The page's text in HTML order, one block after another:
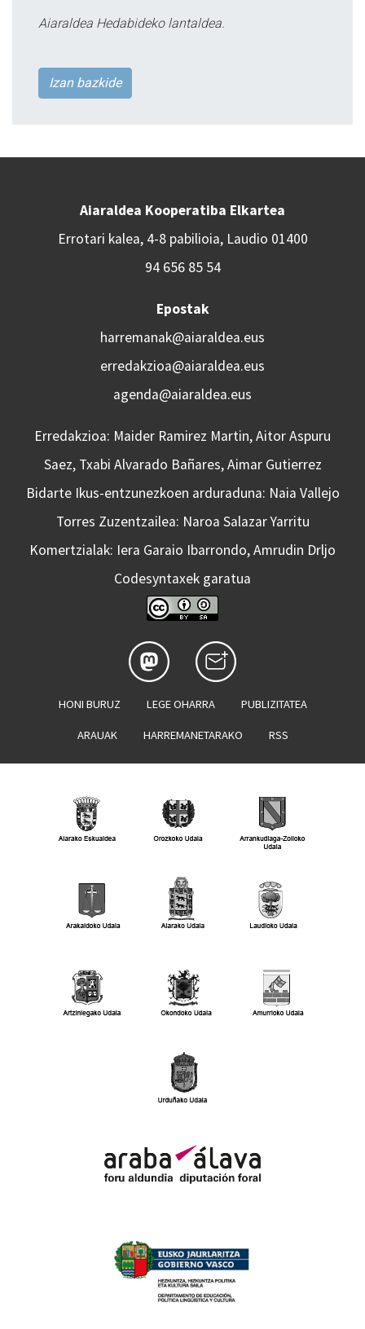
Aiaraldea Hedabideko lantaldea.
Izan bazkide
Aiaraldea Kooperatiba Elkartea
Errotari kalea, 4-8 pabilioia, Laudio 01400
94 656 85 54
Epostak
harremanak@aiaraldea.eus
erredakzioa@aiaraldea.eus
agenda@aiaraldea.eus
Erredakzioa: Maider Ramirez Martin, Aitor Aspuru
Saez, Txabi Alvarado Bañares, Aimar Gutierrez
Bidarte Ikus-entzunezkoen arduraduna: Naia Vallejo
Torres Zuzentzailea: Naroa Salazar Yarritu
Komertzialak: Iera Garaio Ibarrondo, Amrudin Drljo
Codesyntaxek garatua
HONI BURUZ LEGE OHARRA PUBLIZITATEA
ARAUAK HARREMANETARAKO RSS